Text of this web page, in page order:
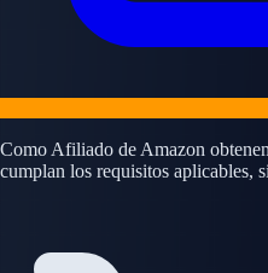
Como Afiliado de Amazon
cumplan los requisitos aplicables,